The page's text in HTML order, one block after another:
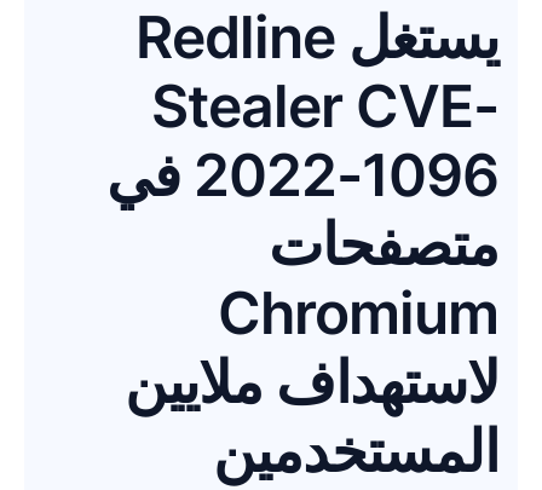
يستغل Redline
Stealer CVE-
2022-1096 في
متصفحات
Chromium
لاستهداف ملايين
المستخدمين